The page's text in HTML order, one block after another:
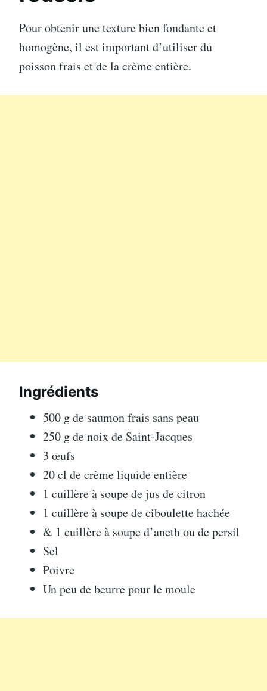
Pour obtenir une texture bien fondante et
homogène, il est important d’utiliser du
poisson frais et de la crème entière.
Ingrédients
500 g de saumon frais sans peau
250 g de noix de Saint-Jacques
3 œufs
20 cl de crème liquide entière
1 cuillère à soupe de jus de citron
1 cuillère à soupe de ciboulette hachée
& 1 cuillère à soupe d’aneth ou de persil
Sel
Poivre
Un peu de beurre pour le moule